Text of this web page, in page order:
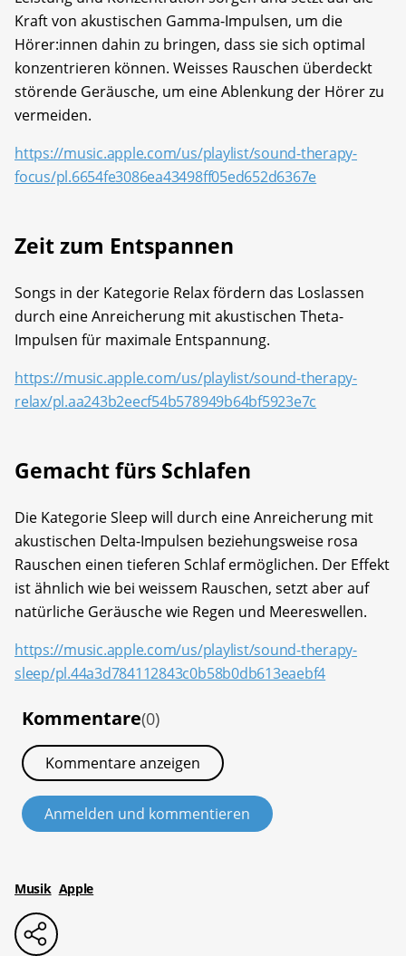
Kraft von akustischen Gamma-Impulsen, um die
Hörer:innen dahin zu bringen, dass sie sich optimal
konzentrieren können. Weisses Rauschen überdeckt
störende Geräusche, um eine Ablenkung der Hörer zu
vermeiden.
https://music.apple.com/us/playlist/sound-therapy-
focus/pl.6654fe3086ea43498ff05ed652d6367e
Zeit zum Entspannen
Songs in der Kategorie Relax fördern das Loslassen
durch eine Anreicherung mit akustischen Theta-
Impulsen für maximale Entspannung.
https://music.apple.com/us/playlist/sound-therapy-
relax/pl.aa243b2eecf54b578949b64bf5923e7c
Gemacht fürs Schlafen
Die Kategorie Sleep will durch eine Anreicherung mit
akustischen Delta-Impulsen beziehungsweise rosa
Rauschen einen tieferen Schlaf ermöglichen. Der Effekt
ist ähnlich wie bei weissem Rauschen, setzt aber auf
natürliche Geräusche wie Regen und Meereswellen.
https://music.apple.com/us/playlist/sound-therapy-
sleep/pl.44a3d784112843c0b58b0db613eaebf4
Kommentare(0)
Kommentare anzeigen
Anmelden und kommentieren
Musik Apple